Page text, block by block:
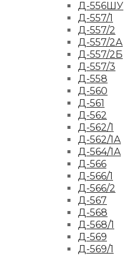
Д-556ШУ
Д-557/1
Д-557/2
Д-557/2А
Д-557/2Б
Д-557/3
Д-558
Д-560
Д-561
Д-562
Д-562/1
Д-562/1А
Д-564/1А
Д-566
Д-566/1
Д-566/2
Д-567
Д-568
Д-568/1
Д-569
Д-569/1